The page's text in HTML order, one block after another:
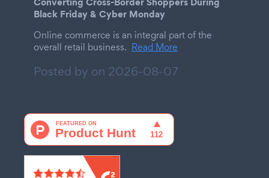
Black Friday & Cyber Monday
Online commerce is an integral part of the
overall retail business. Read More
Posted by on 2026-08-07